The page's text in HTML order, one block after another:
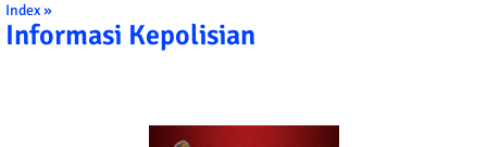
Index »
Informasi Kepolisian